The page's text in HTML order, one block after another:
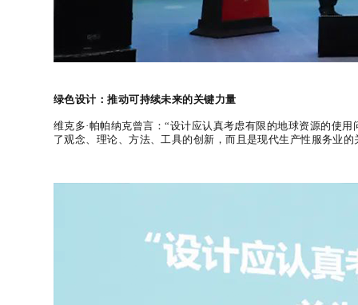
绿色设计：推动可持续未来的关键力量
维克多·帕帕纳克曾言：“设计应认真考虑有限的地球资源的使
了观念、理论、方法、工具的创新，而且是现代生产性服务业